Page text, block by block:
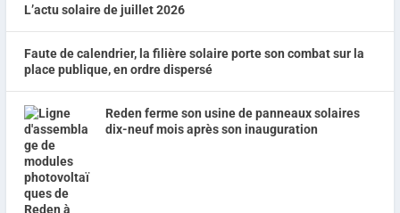
L’actu solaire de juillet 2026
Faute de calendrier, la filière solaire porte son combat sur la
place publique, en ordre dispersé
Reden ferme son usine de panneaux solaires
dix-neuf mois après son inauguration